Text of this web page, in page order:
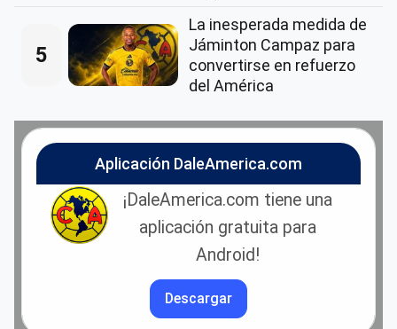
5
La inesperada medida de
Jáminton Campaz para
convertirse en refuerzo
del América
Aplicación DaleAmerica.com
¡DaleAmerica.com tiene una
aplicación gratuita para
Android!
Descargar